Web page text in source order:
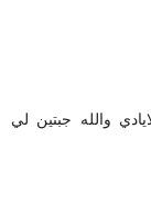
والله جبتين لي